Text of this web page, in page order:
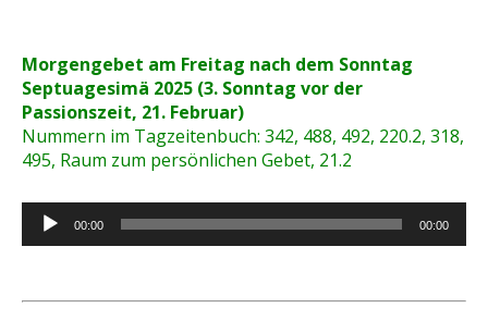
Morgengebet am Freitag nach dem Sonntag
Septuagesimä 2025 (3. Sonntag vor der
Passionszeit, 21. Februar)
Nummern im Tagzeitenbuch: 342, 488, 492, 220.2, 318,
495, Raum zum persönlichen Gebet, 21.2
Audio-
Player
00:00 00:00